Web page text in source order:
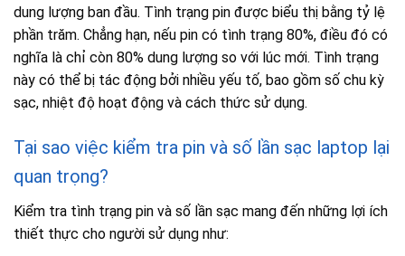
dung lượng ban đầu. Tình trạng pin được biểu thị bằng tỷ lệ
phần trăm. Chẳng hạn, nếu pin có tình trạng 80%, điều đó có
nghĩa là chỉ còn 80% dung lượng so với lúc mới. Tình trạng
này có thể bị tác động bởi nhiều yếu tố, bao gồm số chu kỳ
sạc, nhiệt độ hoạt động và cách thức sử dụng.
Tại sao việc kiểm tra pin và số lần sạc laptop lại
quan trọng?
Kiểm tra tình trạng pin và số lần sạc mang đến những lợi ích
thiết thực cho người sử dụng như: